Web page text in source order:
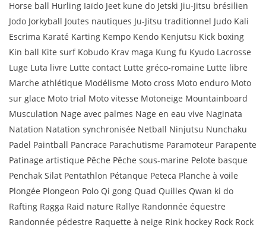
Horse ball Hurling Iaïdo Jeet kune do Jetski Jiu-Jitsu brésilien
Jodo Jorkyball Joutes nautiques Ju-Jitsu traditionnel Judo Kali
Escrima Karaté Karting Kempo Kendo Kenjutsu Kick boxing
Kin ball Kite surf Kobudo Krav maga Kung fu Kyudo Lacrosse
Luge Luta livre Lutte contact Lutte gréco-romaine Lutte libre
Marche athlétique Modélisme Moto cross Moto enduro Moto
sur glace Moto trial Moto vitesse Motoneige Mountainboard
Musculation Nage avec palmes Nage en eau vive Naginata
Natation Natation synchronisée Netball Ninjutsu Nunchaku
Padel Paintball Pancrace Parachutisme Paramoteur Parapente
Patinage artistique Pêche Pêche sous-marine Pelote basque
Penchak Silat Pentathlon Pétanque Peteca Planche à voile
Plongée Plongeon Polo Qi gong Quad Quilles Qwan ki do
Rafting Ragga Raid nature Rallye Randonnée équestre
Randonnée pédestre Raquette à neige Rink hockey Rock Rock